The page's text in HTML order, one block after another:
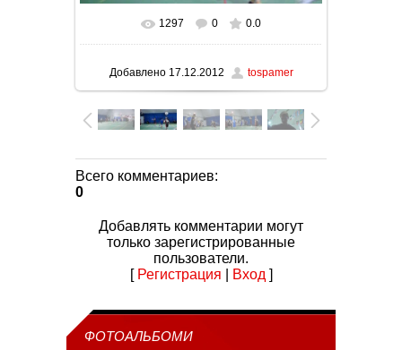
В реальном размере 1024x576
1297 0 0.0
Добавлено17.12.2012 tospamer
Всего комментариев:
0
Добавлять комментарии могут
только зарегистрированные
пользователи.
[ Регистрация Вход ]
ФОТОАЛЬБОМИ